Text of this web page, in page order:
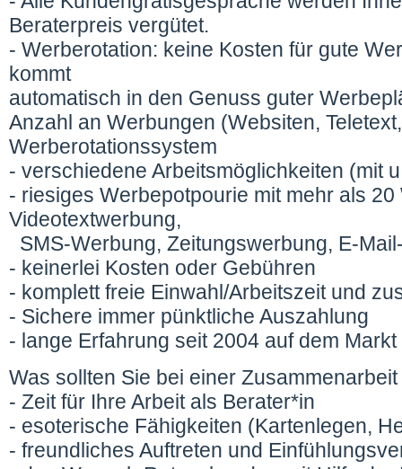
Beraterpreis vergütet.
- Werberotation: keine Kosten für gute
kommt
automatisch in den Genuss guter
Anzahl an Werbungen (Websiten,
Werberotationssystem
- verschiedene Arbeitsmöglichkeiten (mit
- riesiges Werbepotpourie mit mehr als 20
Videotextwerbung,
SMS-Werbung, Zeitungswerbung, E-
- keinerlei Kosten oder Gebühren
- komplett freie Einwahl/Arbeitszeit und
- Sichere immer pünktliche Auszahlung
- lange Erfahrung seit 2004 auf dem Markt
Was sollten Sie bei einer
- Zeit für Ihre Arbeit als Berater*in
- esoterische Fähigkeiten (Kartenlegen,
- freundliches Auftreten und